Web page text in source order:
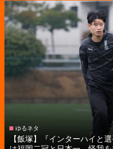
ゆるネタ
【飯塚】『インターハイと